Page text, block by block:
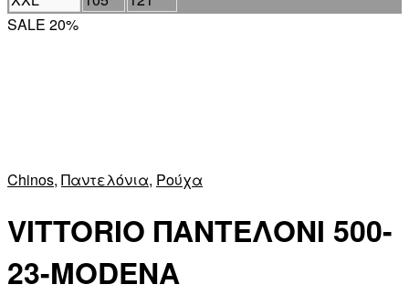
SALE 20%
Chinos, Παντελόνια, Ρούχα
VITTORIO ΠΑΝΤΕΛΟΝΙ 500-
23-MODENA